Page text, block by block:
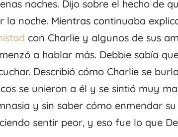
noches. Dijo sobre el hecho de
la noche. Mientras continuaba
con Charlie y algunos de sus
a hablar más. Debbie sabía
Describió cómo Charlie se
se unieron a él y se sintió muy
y sin saber cómo enmendar
sentir peor, y eso fue lo que